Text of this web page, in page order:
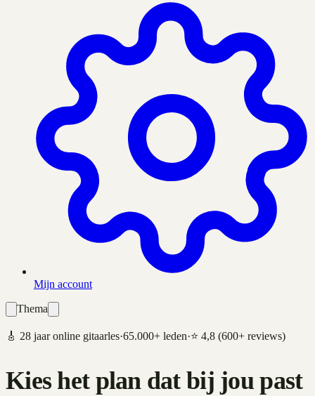
Mijn account
Thema
🎸 28 jaar online gitaarles·65.000+ leden·⭐ 4,8 (600+ reviews)
Kies het plan dat bij jou past